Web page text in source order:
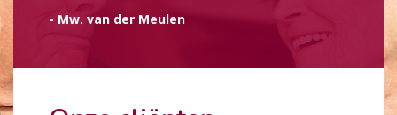
- Mw. van der Meulen